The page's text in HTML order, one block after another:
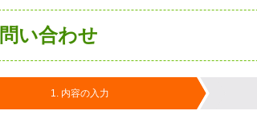
い合わせ
1. 内容の入力